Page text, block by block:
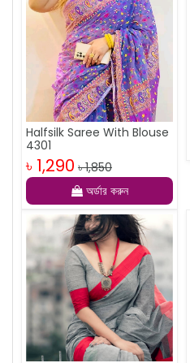
Halfsilk Saree With Blouse
4301
৳ 1,290 ৳ 1,850
অর্ডার করুন